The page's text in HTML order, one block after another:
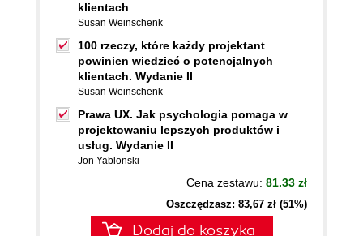
klientach
Susan Weinschenk
100 rzeczy, które każdy projektant
powinien wiedzieć o potencjalnych
klientach. Wydanie II
Susan Weinschenk
Prawa UX. Jak psychologia pomaga w
projektowaniu lepszych produktów i
usług. Wydanie II
Jon Yablonski
Cena zestawu: 81.33 zł
Oszczędzasz: 83,67 zł (51%)
Dodaj do koszyka